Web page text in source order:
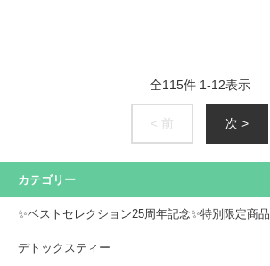
全115件 1-12表示
< 前 次 >
カテゴリー
✨ベストセレクション25周年記念✨特別限定商品
デトックスティー